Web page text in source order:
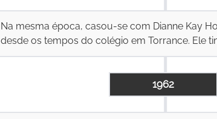
Na mesma época, casou-se com Dianne Kay
desde os tempos do colégio em Torrance. Ele
1962